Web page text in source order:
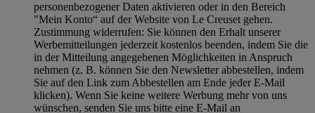
personenbezogener Daten aktivieren oder in den Bereich
"Mein Konto“ auf der Website von Le Creuset gehen.
Zustimmung widerrufen: Sie können den Erhalt unserer
Werbemitteilungen jederzeit kostenlos beenden, indem Sie die
in der Mitteilung angegebenen Möglichkeiten in Anspruch
nehmen (z. B. können Sie den Newsletter abbestellen, indem
Sie auf den Link zum Abbestellen am Ende jeder E-Mail
klicken). Wenn Sie keine weitere Werbung mehr von uns
wünschen, senden Sie uns bitte eine E-Mail an